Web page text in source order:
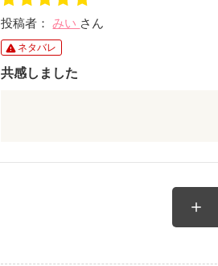
投稿者：みい さん
ネタバレ
共感しました
自分の祖母と重なり呼んでいて胸が
自分が傷つくことをおせれずに少し